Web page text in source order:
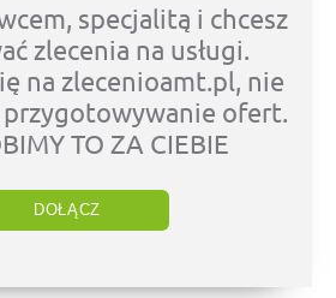
specjalitą i chcesz
zlecenia na usługi.
na zlecenioamt.pl, nie
przygotowywanie ofert.
TO ZA CIEBIE
DOŁĄCZ